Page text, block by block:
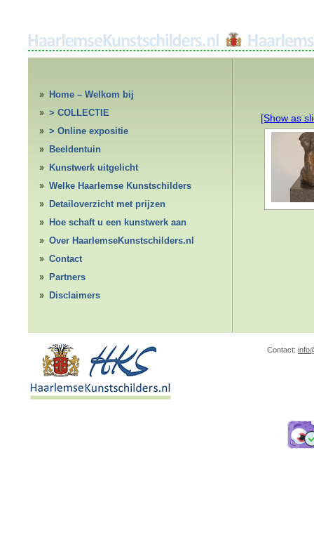
Home – Welkom bij
HaarlemseKunstschilders.nl
> COLLECTIE
> Online expositie
Beeldentuin
Kunstwerk uitgelicht
Welke Haarlemse Kunstschilders
Detailoverzicht met prijzen
Hoe schaft u een kunstwerk aan
Over HaarlemseKunstschilders.nl
Contact
Partners
Disclaimers
[Show as
Contact: